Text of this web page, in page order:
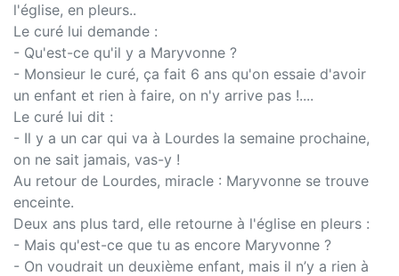
l'égli­se, en pleurs..
Le curé lui demande :
- Qu'est-ce qu­'il y a Maryvonne ?
- Monsieur le curé, ça fait 6 ans qu'on essaie d'avoir
un en­fant et rien à faire, on n'y arrive pas !....
Le curé lui dit :
- Il y a un car qui va à Lourdes la semaine prochaine,
on ne sait jamais, vas-y !
Au retour de Lourdes, miracle : Maryvonne se trouve
enceinte.
Deux ans plus tard, elle retourne à l'ég­lise en pleurs :
- Mais qu'est-ce que tu as encore Maryvo­nne ?
- On voudrait un deu­xième enfant, mais il n’y a rien à